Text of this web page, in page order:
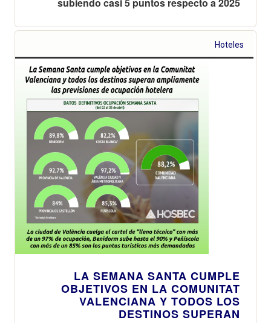
Hoteles
LA SEMANA SANTA CUMPLE
OBJETIVOS EN LA COMUNITAT
VALENCIANA Y TODOS LOS
DESTINOS SUPERAN